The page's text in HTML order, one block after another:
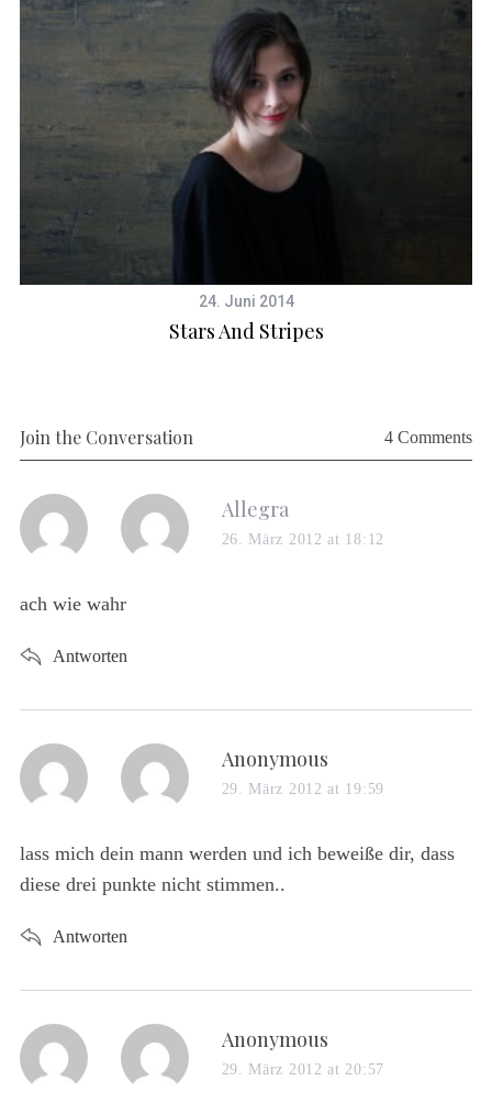
24. Juni 2014
Stars And Stripes
Join the Conversation 4 Comments
s
a
Allegra
26. März 2012 at 18:12
ach wie wahr
Antworten
s
a
s
:
Anonymous
29. März 2012 at 19:59
lass mich dein mann werden und ich beweiße dir, dass
diese drei punkte nicht stimmen..
Antworten
s
a
Anonymous
29. März 2012 at 20:57
e
r
f
o